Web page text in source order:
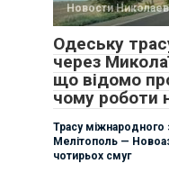
Новости
Одеську
через
що відомо
чому роботи
Трасу
Мелітополь —
чотирьох смуг